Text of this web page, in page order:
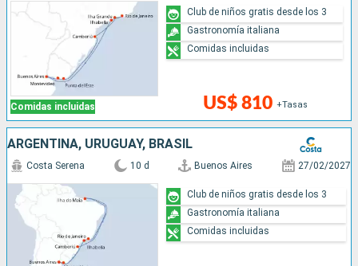
Comidas incluidas US$ 810 +Tasas
Club de niños gratis desde los 3
Gastronomía italiana
Comidas incluidas
ARGENTINA, URUGUAY, BRASIL
Costa Serena 10 d Buenos Aires 27/02/2027
Club de niños gratis desde los 3
Gastronomía italiana
Comidas incluidas